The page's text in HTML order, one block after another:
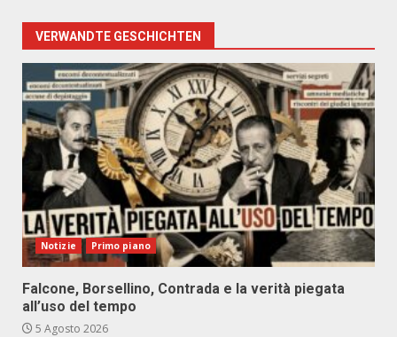
VERWANDTE GESCHICHTEN
Notizie Primo piano
Falcone, Borsellino, Contrada e la verità piegata
all’uso del tempo
5 Agosto 2026